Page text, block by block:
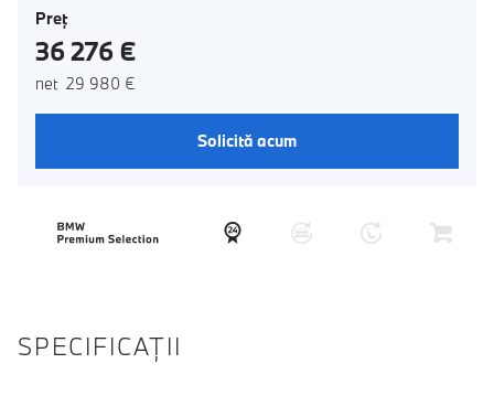
Preţ
36 276 €
net 29 980 €
Solicită acum
SPECIFICAŢII